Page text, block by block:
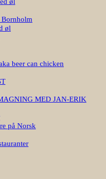
Bornholm
øl
beer can chicken
MED JAN-ERIK
på Norsk